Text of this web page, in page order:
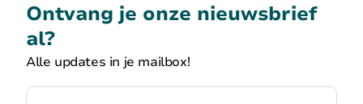
Ontvang je onze nieuwsbrief
al?
Alle updates in je mailbox!